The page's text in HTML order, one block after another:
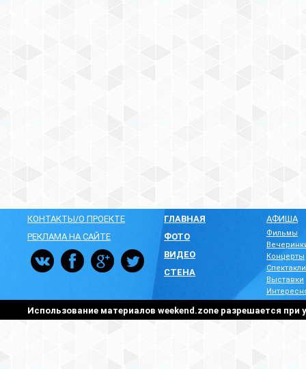
КОНТАКТЫ/О ПРОЕКТЕ
РЕКЛАМА НА САЙТЕ
ГЛАВНАЯ
ФОТО
ВИДЕО
СТЕНА
АФИША
Фильмы
Концерты
Спектакли
Выставки
Использование материалов weekend.zone разрешается